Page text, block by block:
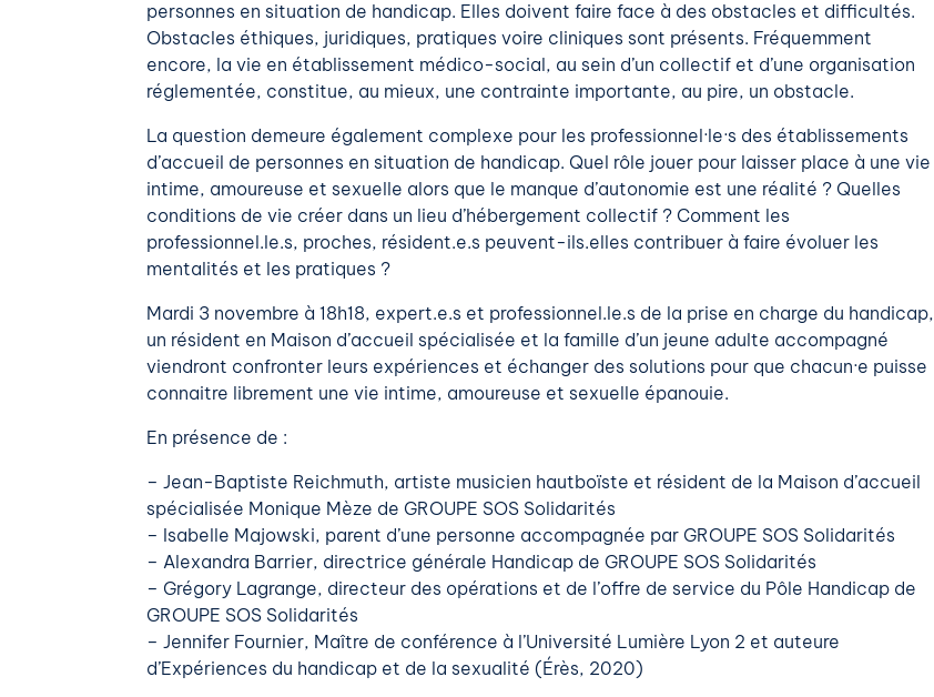
personnes en situation de handicap. Elles doivent faire face à des obstacles et difficultés.
Obstacles éthiques, juridiques, pratiques voire cliniques sont présents. Fréquemment
encore, la vie en établissement médico-social, au sein d’un collectif et d’une organisation
réglementée, constitue, au mieux, une contrainte importante, au pire, un obstacle.
La question demeure également complexe pour les professionnel·le·s des établissements
d’accueil de personnes en situation de handicap. Quel rôle jouer pour laisser place à une vie
intime, amoureuse et sexuelle alors que le manque d’autonomie est une réalité ? Quelles
conditions de vie créer dans un lieu d’hébergement collectif ? Comment les
professionnel.le.s, proches, résident.e.s peuvent-ils.elles contribuer à faire évoluer les
mentalités et les pratiques ?
Mardi 3 novembre à 18h18, expert.e.s et professionnel.le.s de la prise en charge du handicap,
un résident en Maison d’accueil spécialisée et la famille d’un jeune adulte accompagné
viendront confronter leurs expériences et échanger des solutions pour que chacun·e puisse
connaitre librement une vie intime, amoureuse et sexuelle épanouie.
En présence de :
– Jean-Baptiste Reichmuth, artiste musicien hautboïste et résident de la Maison d’accueil
spécialisée Monique Mèze de GROUPE SOS Solidarités
– Isabelle Majowski, parent d’une personne accompagnée par GROUPE SOS Solidarités
– Alexandra Barrier, directrice générale Handicap de GROUPE SOS Solidarités
– Grégory Lagrange, directeur des opérations et de l’offre de service du Pôle Handicap de
GROUPE SOS Solidarités
– Jennifer Fournier, Maître de conférence à l’Université Lumière Lyon 2 et auteure
d’Expériences du handicap et de la sexualité (Érès, 2020)